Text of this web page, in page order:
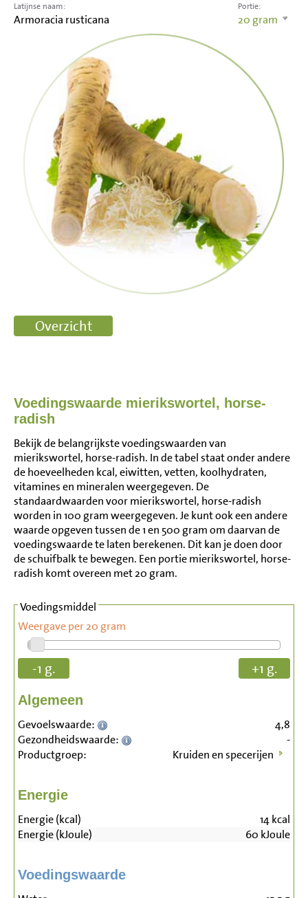
Portie:
20 gram
Latijnse naam:
Armoracia rusticana
Voedingswaarde mierikswortel, horse-
radish
Bekijk de belangrijkste voedingswaarden van
mierikswortel, horse-radish. In de tabel staat onder andere
de hoeveelheden kcal, eiwitten, vetten, koolhydraten,
vitamines en mineralen weergegeven. De
standaardwaarden voor mierikswortel, horse-radish
worden in 100 gram weergegeven. Je kunt ook een andere
waarde opgeven tussen de 1 en 500 gram om daarvan de
voedingswaarde te laten berekenen. Dit kan je doen door
de schuifbalk te bewegen. Een portie mierikswortel, horse-
radish komt overeen met 20 gram.
Voedingsmiddel
Weergave per 20 gram
-1 g. +1 g.
Algemeen
Gevoelswaarde:
4,8
Gezondheidswaarde:
-
Productgroep:
Kruiden en specerijen
Energie
Energie (kcal) 14kcal
Energie (kJoule)
60 kJoule
Voedingswaarde